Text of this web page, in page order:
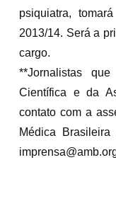
psiquiatra,
2013/14. Será a
cargo.
**Jornalistas
Científica e da
contato com a
Médica